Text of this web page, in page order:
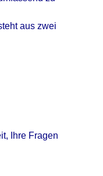
aus zwei
Ihre Fragen